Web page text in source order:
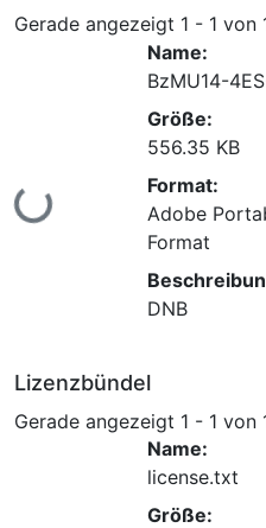
Gerade angezeigt 1 - 1 von
Lade...
Name:
BzMU14-
Größe:
556.35 KB
Format:
Adobe
Format
DNB
Lizenzbündel
Gerade angezeigt 1 - 1 von
Name:
license.txt
Größe: